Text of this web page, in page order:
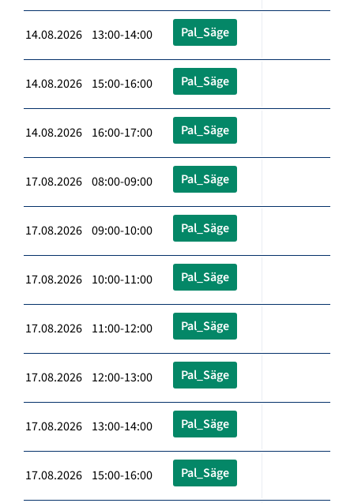
14.08.2026 13:00-14:00 Pal_Säge
14.08.2026 15:00-16:00 Pal_Säge
14.08.2026 16:00-17:00 Pal_Säge
17.08.2026 08:00-09:00 Pal_Säge
17.08.2026 09:00-10:00 Pal_Säge
17.08.2026 10:00-11:00 Pal_Säge
17.08.2026 11:00-12:00 Pal_Säge
17.08.2026 12:00-13:00 Pal_Säge
17.08.2026 13:00-14:00 Pal_Säge
17.08.2026 15:00-16:00 Pal_Säge